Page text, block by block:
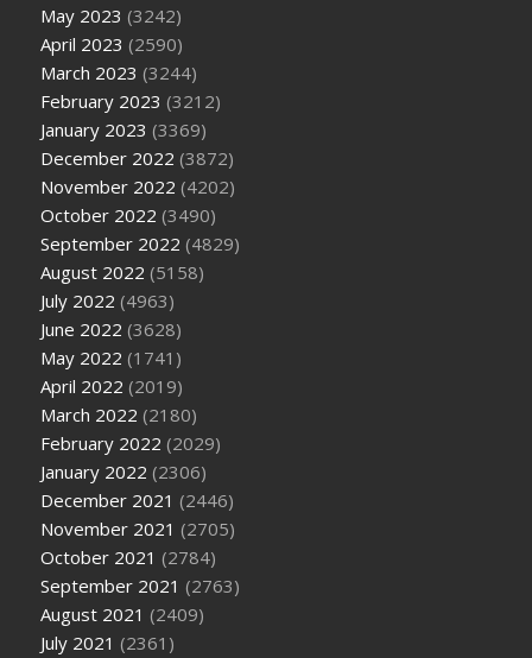
May 2023 (3242)
April 2023 (2590)
March 2023 (3244)
February 2023 (3212)
January 2023 (3369)
December 2022 (3872)
November 2022 (4202)
October 2022 (3490)
September 2022 (4829)
August 2022 (5158)
July 2022 (4963)
June 2022 (3628)
May 2022 (1741)
April 2022 (2019)
March 2022 (2180)
February 2022 (2029)
January 2022 (2306)
December 2021 (2446)
November 2021 (2705)
October 2021 (2784)
September 2021 (2763)
August 2021 (2409)
July 2021 (2361)